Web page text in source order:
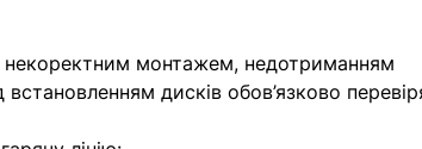
некоректним монтажем, недотриманням
дисків обов’язково